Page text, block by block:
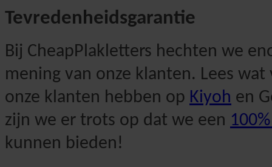
Tevredenheidsgarantie
Bij CheapPlakletters hechten we
mening van onze klanten. Lees
onze klanten hebben op Kiyoh en
zijn we er trots op dat we een
kunnen bieden!